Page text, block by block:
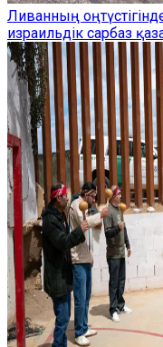
Ливанның
израильдік сарбаз